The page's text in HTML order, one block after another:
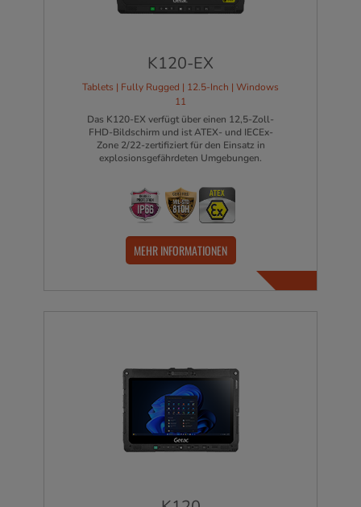
K120-EX
Tablets | Fully Rugged | 12.5-Inch | Windows
11
Das K120-EX verfügt über einen 12,5-Zoll-
FHD-Bildschirm und ist ATEX- und IECEx-
Zone 2/22-zertifiziert für den Einsatz in
explosionsgefährdeten Umgebungen.
MEHR INFORMATIONEN